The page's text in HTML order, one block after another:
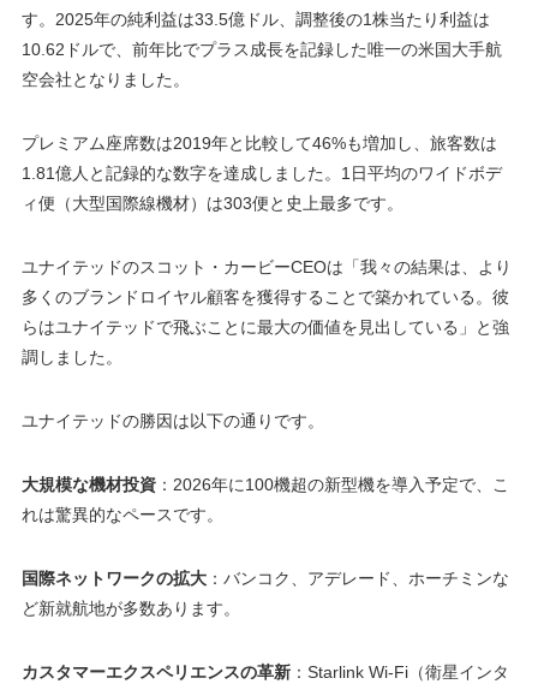
す。2025年の純利益は33.5億ドル、調整後の1株当たり利益は
10.62ドルで、前年比でプラス成長を記録した唯一の米国大手航
空会社となりました。
プレミアム座席数は2019年と比較して46%も増加し、旅客数は
1.81億人と記録的な数字を達成しました。1日平均のワイドボデ
ィ便（大型国際線機材）は303便と史上最多です。
ユナイテッドのスコット・カービーCEOは「我々の結果は、より
多くのブランドロイヤル顧客を獲得することで築かれている。彼
らはユナイテッドで飛ぶことに最大の価値を見出している」と強
調しました。
ユナイテッドの勝因は以下の通りです。
大規模な機材投資 ：2026年に100機超の新型機を導入予定で、こ
れは驚異的なペースです。
国際ネットワークの拡大 ：バンコク、アデレード、ホーチミンな
ど新就航地が多数あります。
カスタマーエクスペリエンスの革新 ：Starlink Wi-Fi（衛星インタ